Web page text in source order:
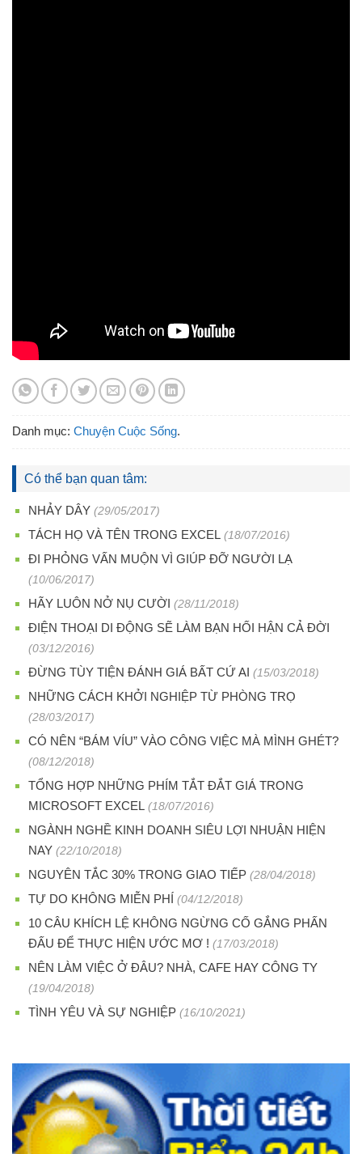
Danh mục: Chuyện Cuộc Sống.
Có thể bạn quan tâm:
NHẢY DÂY (29/05/2017)
TÁCH HỌ VÀ TÊN TRONG EXCEL (18/07/2016)
ĐI PHỎNG VẤN MUỘN VÌ GIÚP ĐỠ NGƯỜI LẠ
(10/06/2017)
HÃY LUÔN NỞ NỤ CƯỜI (28/11/2018)
ĐIỆN THOẠI DI ĐỘNG SẼ LÀM BẠN HỐI HẬN CẢ ĐỜI
(03/12/2016)
ĐỪNG TÙY TIỆN ĐÁNH GIÁ BẤT CỨ AI (15/03/2018)
NHỮNG CÁCH KHỞI NGHIỆP TỪ PHÒNG TRỌ
(28/03/2017)
CÓ NÊN “BÁM VÍU” VÀO CÔNG VIỆC MÀ MÌNH GHÉT?
(08/12/2018)
TỔNG HỢP NHỮNG PHÍM TẮT ĐẮT GIÁ TRONG
MICROSOFT EXCEL (18/07/2016)
NGÀNH NGHỀ KINH DOANH SIÊU LỢI NHUẬN HIỆN
NAY (22/10/2018)
NGUYÊN TẮC 30% TRONG GIAO TIẾP (28/04/2018)
TỰ DO KHÔNG MIỄN PHÍ (04/12/2018)
10 CÂU KHÍCH LỆ KHÔNG NGỪNG CỐ GẮNG PHẤN
ĐẤU ĐỂ THỰC HIỆN ƯỚC MƠ ! (17/03/2018)
NÊN LÀM VIỆC Ở ĐÂU? NHÀ, CAFE HAY CÔNG TY
(19/04/2018)
TÌNH YÊU VÀ SỰ NGHIỆP (16/10/2021)